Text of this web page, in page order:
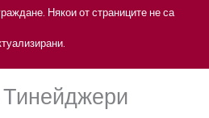
Някои от страниците не са
Тинейджери